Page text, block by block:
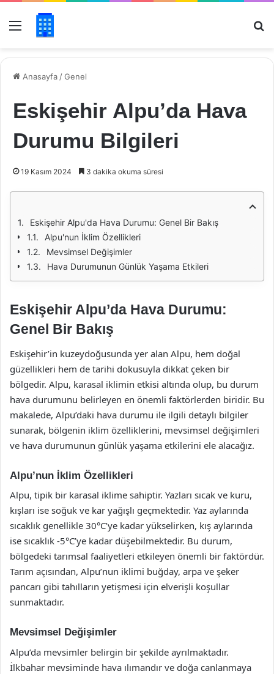
Menü
Anasayfa /Genel
Eskişehir Alpu’da Hava
Durumu Bilgileri
19 Kasım 2024 3 dakika okuma süresi
Eskişehir Alpu'da Hava Durumu: Genel Bir Bakış
Alpu'nun İklim Özellikleri
Mevsimsel Değişimler
Hava Durumunun Günlük Yaşama Etkileri
Eskişehir Alpu’da Hava Durumu:
Genel Bir Bakış
Eskişehir’in kuzeydoğusunda yer alan Alpu, hem doğal
güzellikleri hem de tarihi dokusuyla dikkat çeken bir
bölgedir. Alpu, karasal iklimin etkisi altında olup, bu durum
hava durumunu belirleyen en önemli faktörlerden biridir. Bu
makalede, Alpu’daki hava durumu ile ilgili detaylı bilgiler
sunarak, bölgenin iklim özelliklerini, mevsimsel değişimleri
ve hava durumunun günlük yaşama etkilerini ele alacağız.
Alpu’nun İklim Özellikleri
Alpu, tipik bir karasal iklime sahiptir. Yazları sıcak ve kuru,
kışları ise soğuk ve kar yağışlı geçmektedir. Yaz aylarında
sıcaklık genellikle 30°C’ye kadar yükselirken, kış aylarında
ise sıcaklık -5°C’ye kadar düşebilmektedir. Bu durum,
bölgedeki tarımsal faaliyetleri etkileyen önemli bir faktördür.
Tarım açısından, Alpu’nun iklimi buğday, arpa ve şeker
pancarı gibi tahılların yetişmesi için elverişli koşullar
sunmaktadır.
Mevsimsel Değişimler
Alpu’da mevsimler belirgin bir şekilde ayrılmaktadır.
İlkbahar mevsiminde hava ılımandır ve doğa canlanmaya